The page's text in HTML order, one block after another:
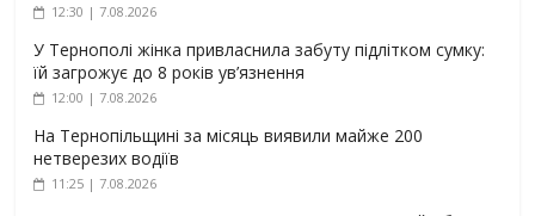
12:30 | 7.08.2026
У Тернополі жінка привласнила забуту підлітком сумку:
їй загрожує до 8 років ув’язнення
12:00 | 7.08.2026
На Тернопільщині за місяць виявили майже 200
нетверезих водіїв
11:25 | 7.08.2026